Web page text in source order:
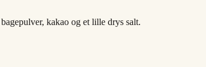
kakao og et lille drys salt.